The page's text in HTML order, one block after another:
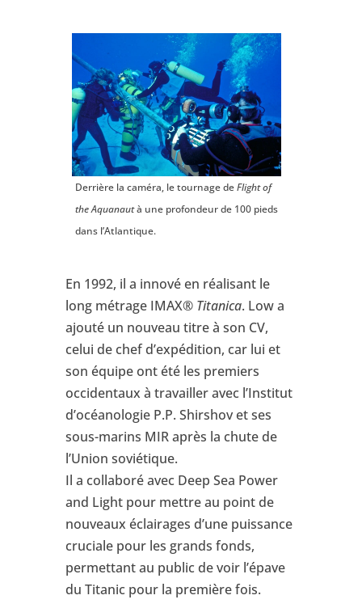
Derrière la caméra, le tournage deFlight of
the Aquanautà une profondeur de 100 pieds
dans l’Atlantique.
En 1992, il a innové en réalisant le
long métrage IMAX® Titanica. Low a
ajouté un nouveau titre à son CV,
celui de chef d’expédition, car lui et
son équipe ont été les premiers
occidentaux à travailler avec l’Institut
d’océanologie P.P. Shirshov et ses
sous-marins MIR après la chute de
l’Union soviétique.
Il a collaboré avec Deep Sea Power
and Light pour mettre au point de
nouveaux éclairages d’une puissance
cruciale pour les grands fonds,
permettant au public de voir l’épave
du Titanic pour la première fois.